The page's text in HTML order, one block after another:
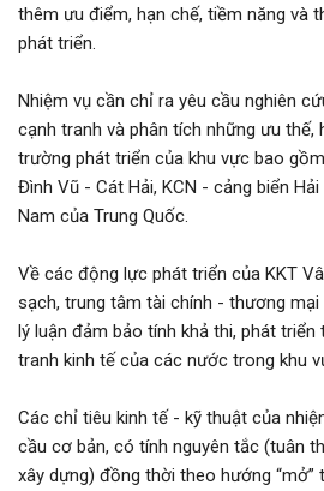
Tiêu Chuẩn Việt Nam
Đăng nhập
Đăng ký
VN
ĐĂNG BÁN
thêm ưu điểm, hạn chế, tiềm năng và
phát triển.
Nhiệm vụ cần chỉ ra yêu cầu nghiên
cạnh tranh và phân tích những ưu thế,
trường phát triển của khu vực bao
Đình Vũ - Cát Hải, KCN - cảng biển
Nam của Trung Quốc.
Về các động lực phát triển của KKT
sạch, trung tâm tài chính - thương
lý luận đảm bảo tính khả thi, phát
tranh kinh tế của các nước trong khu
Các chỉ tiêu kinh tế - kỹ thuật của
cầu cơ bản, có tính nguyên tắc (tuân
xây dựng) đồng thời theo hướng “mở”